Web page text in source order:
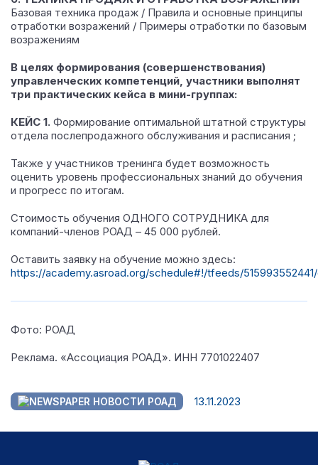
Базовая техника продаж / Правила и основные принципы
отработки возражений / Примеры отработки по базовым
возражениям
В целях формирования (совершенствования)
управленческих компетенций, участники выполнят
три практических кейса в мини-группах:
КЕЙС 1. Формирование оптимальной штатной структуры
отдела послепродажного обслуживания и расписания ;
Также у участников тренинга будет возможность
оценить уровень профессиональных знаний до обучения
и прогресс по итогам.
Стоимость обучения ОДНОГО СОТРУДНИКА для
компаний-членов РОАД – 45 000 рублей.
Оставить заявку на обучение можно здесь:
https://academy.asroad.org/schedule#!/tfeeds/
Фото: РОАД
Реклама. «Ассоциация РОАД». ИНН 7701022407
НОВОСТИ РОАД 13.11.2023